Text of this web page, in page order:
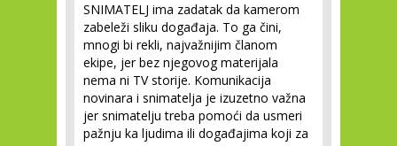
SNIMATELJ ima zadatak da kamerom
zabeleži sliku događaja. To ga čini,
mnogi bi rekli, najvažnijim članom
ekipe, jer bez njegovog materijala
nema ni TV storije. Komunikacija
novinara i snimatelja je izuzetno važna
jer snimatelju treba pomoći da usmeri
pažnju ka ljudima ili događajima koji za